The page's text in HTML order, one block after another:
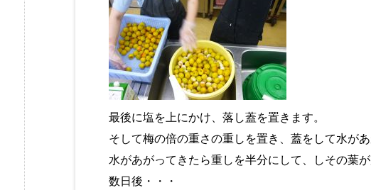
最後に塩を上にかけ、落し蓋を置きます。
そして梅の倍の重さの重しを置き、蓋をして水が
水があがってきたら重しを半分にして、しその葉
数日後・・・